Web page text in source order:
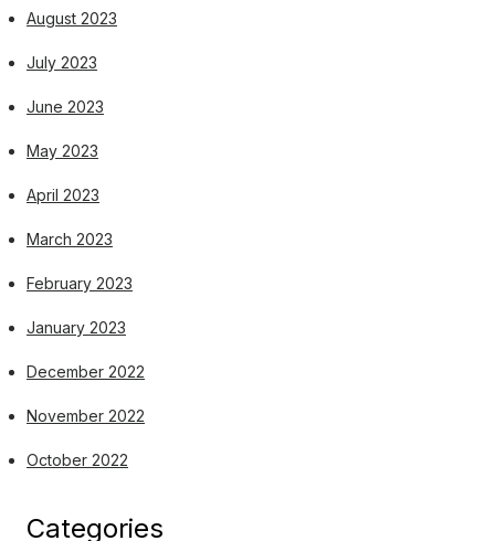
August 2023
July 2023
June 2023
May 2023
April 2023
March 2023
February 2023
January 2023
December 2022
November 2022
October 2022
Categories